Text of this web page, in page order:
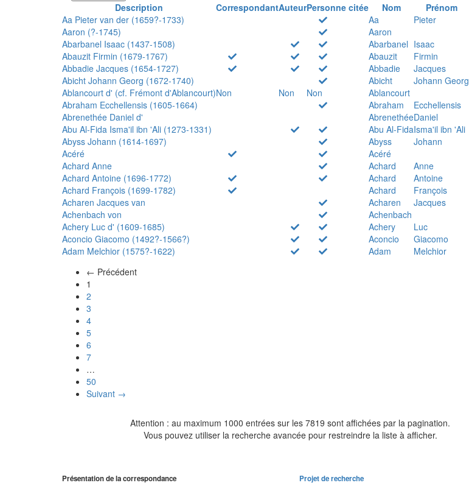
Description
CorrespondantAuteurPersonne citée Nom
Prénom
Aa Pieter van der (1659?-1733)
Aa
Pieter
Aaron (?-1745)
Aaron
Abarbanel Isaac (1437-1508)
Abarbanel Isaac
Abauzit Firmin (1679-1767)
Abauzit
Firmin
Abbadie Jacques (1654-1727)
Abbadie
Jacques
Abicht Johann Georg (1672-1740)
Abicht
Johann Georg
Ablancourt d' (cf. Frémont d'Ablancourt)Non Non Non
Ablancourt
Abraham Ecchellensis (1605-1664)
Abraham
Ecchellensis
Abrenethée Daniel d'
AbrenethéeDaniel
Abu Al-Fida Isma'il ibn 'Ali (1273-1331)
Abu Al-FidaIsma'il ibn 'Ali
Abyss Johann (1614-1697)
Abyss
Johann
Acéré
Acéré
Achard Anne
Achard
Anne
Achard Antoine (1696-1772)
Achard
Antoine
Achard François (1699-1782)
Achard
François
Acharen Jacques van
Acharen
Jacques
Achenbach von
Achenbach
Achery Luc d' (1609-1685)
Achery
Luc
Aconcio Giacomo (1492?-1566?)
Aconcio
Giacomo
Adam Melchior (1575?-1622)
Adam
Melchior
← Précédent
1
2
3
4
5
6
7
…
50
Suivant →
Attention : au maximum 1000 entrées sur les 7819 sont affichées par la pagination.
Vous pouvez utiliser la recherche avancée pour restreindre la liste à afficher.
Présentation de la correspondance Projet de recherche